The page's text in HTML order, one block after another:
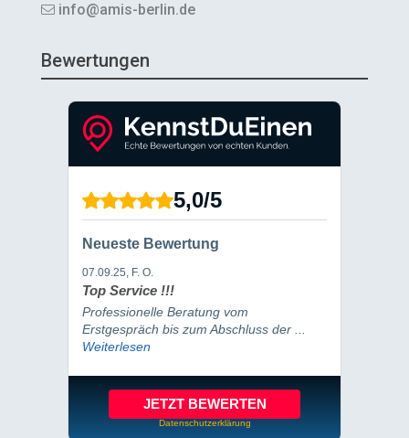
info@amis-berlin.de
Bewertungen
5,0/5
Neueste Bewertung
07.09.25, F. O.
Top Service !!!
Professionelle Beratung vom
Erstgespräch bis zum Abschluss der ...
Weiterlesen
JETZT BEWERTEN
Datenschutzerklärung